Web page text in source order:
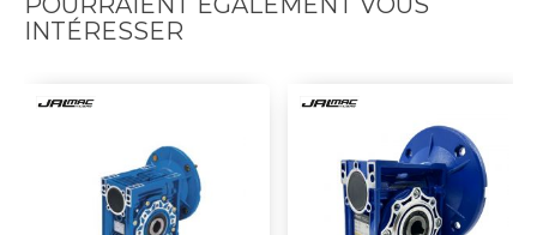
INTÉRESSER